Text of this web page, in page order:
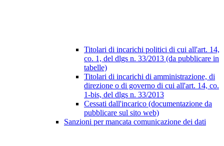
Titolari di incarichi politici di cui all'art. 14,
co. 1, del dlgs n. 33/2013 (da pubblicare in
tabelle)
Titolari di incarichi di amministrazione, di
direzione o di governo di cui all'art. 14, co.
1-bis, del dlgs n. 33/2013
Cessati dall'incarico (documentazione da
pubblicare sul sito web)
Sanzioni per mancata comunicazione dei dati